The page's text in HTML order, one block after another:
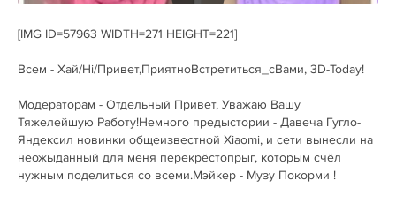
[IMG ID=57963 WIDTH=271 HEIGHT=221]
Всем - Хай/Hi/Привет,ПриятноВстретиться_сВами, 3D-Today!
Модераторам - Отдельный Привет, Уважаю Вашу
Тяжелейшую Работу!Немного предыстории - Давеча Гугло-
Яндексил новинки общеизвестной Xiaomi, и сети вынесли на
неожыданный для меня перекрёстопрыг, которым счёл
нужным поделиться со всеми.Мэйкер - Музу Покорми !